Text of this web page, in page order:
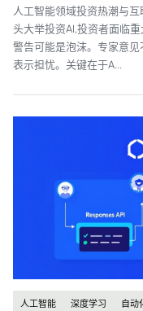
人工智能领域投资热潮与
头大举投资AI,投资者面临
警告可能是泡沫。专家意
表示担忧。关键在于A...
人工智能 深度学习 自动